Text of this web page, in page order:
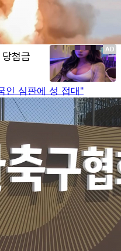
인 심판에 성 접대"